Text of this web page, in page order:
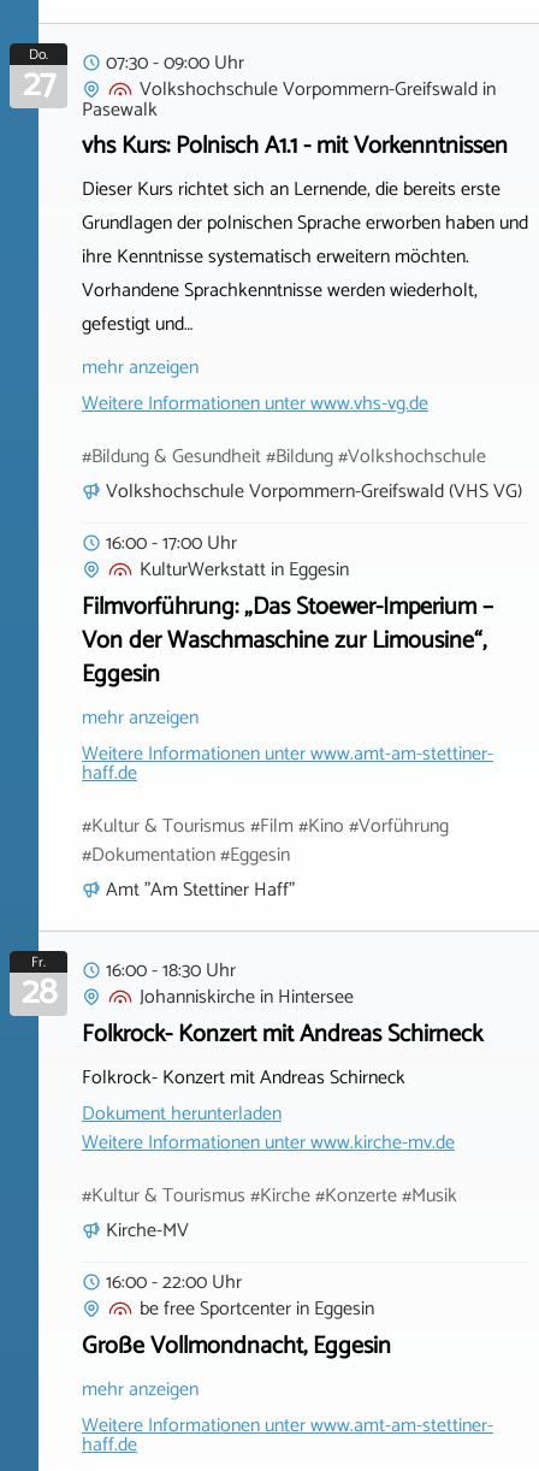
Do.
27
07:30 - 09:00 Uhr
Volkshochschule Vorpommern-Greifswaldin
Pasewalk
vhs Kurs: Polnisch A1.1 - mit Vorkenntnissen
Dieser Kurs richtet sich an Lernende, die bereits erste
Grundlagen der polnischen Sprache erworben haben und
ihre Kenntnisse systematisch erweitern möchten.
Vorhandene Sprachkenntnisse werden wiederholt,
gefestigt und…
mehr anzeigen
Weitere Informationen unterwww.vhs-vg.de
#Bildung & Gesundheit #Bildung #Volkshochschule
Volkshochschule Vorpommern-Greifswald (VHS VG)
16:00 - 17:00 Uhr
KulturWerkstattinEggesin
Filmvorführung: „Das Stoewer-Imperium –
Von der Waschmaschine zur Limousine“,
Eggesin
mehr anzeigen
Weitere Informationen unterwww.amt-am-stettiner-
haff.de
#Kultur & Tourismus #Film #Kino #Vorführung
#Dokumentation #Eggesin
Amt "Am Stettiner Haff"
Fr.
28
16:00 - 18:30 Uhr
JohanniskircheinHintersee
Folkrock- Konzert mit Andreas Schirneck
Folkrock- Konzert mit Andreas Schirneck
Dokument herunterladen
Weitere Informationen unterwww.kirche-mv.de
#Kultur & Tourismus #Kirche #Konzerte #Musik
Kirche-MV
16:00 - 22:00 Uhr
be free SportcenterinEggesin
Große Vollmondnacht, Eggesin
mehr anzeigen
Weitere Informationen unterwww.amt-am-stettiner-
haff.de